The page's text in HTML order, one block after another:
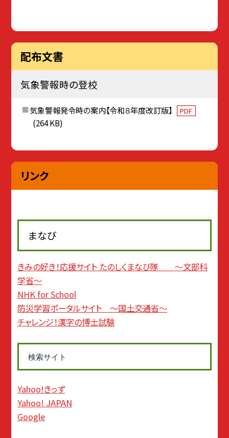
配布文書
気象警報時の登校
気象警報発令時の案内【令和８年度改訂版】 PDF
(264 KB)
リンク
まなび
きみの好き！応援サイト たのしくまなび隊 〜文部科
学省〜
NHK for School
防災学習ポータルサイト 〜国土交通省〜
チャレンジ！漢字の博士試験
検索サイト
Yahoo!きっず
Yahoo! JAPAN
Google